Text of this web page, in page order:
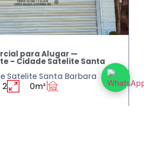
para Alugar —
– Cidade Satelite Santa
Satelite Santa Barbara
2
0m²